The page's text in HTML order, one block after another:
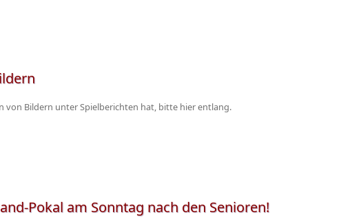
von Bildern unter Spielberichten hat, bitte hier entlang.
Pokal am Sonntag nach den Senioren!